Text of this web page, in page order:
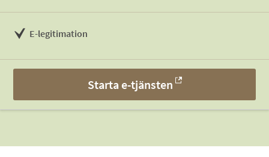
E-legitimation
Starta e-tjänsten